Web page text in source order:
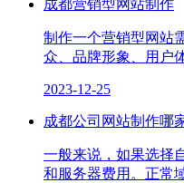
成都营销型网站制作
制作一个营销型网站
众、品牌形象、用户
2023-12-25
成都公司网站制作哪
一般来说，如果选择
和服务器费用。正常